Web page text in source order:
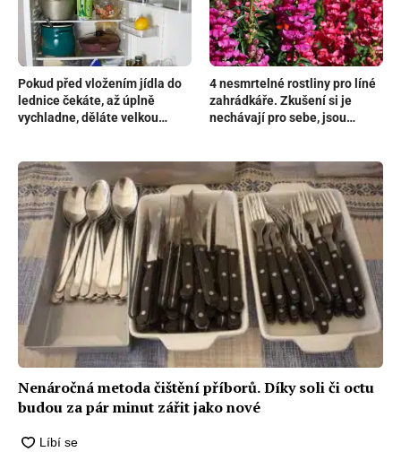
Pokud před vložením jídla do
lednice čekáte, až úplně
vychladne, děláte velkou
4 nesmrtelné rostliny pro líné
zahrádkáře. Zkušení si je
nechávají pro sebe, jsou
Nenáročná metoda čištění příborů. Díky soli či octu
budou za pár minut zářit jako nové